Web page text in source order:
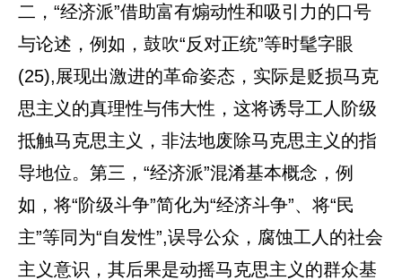
二，“经济派”借助富有煽动性和吸引力的口号
与论述，例如，鼓吹“反对正统”等时髦字眼
(25),展现出激进的革命姿态，实际是贬损马克
思主义的真理性与伟大性，这将诱导工人阶级
抵触马克思主义，非法地废除马克思主义的指
导地位。第三，“经济派”混淆基本概念，例
如，将“阶级斗争”简化为“经济斗争”、将“民
主”等同为“自发性”,误导公众，腐蚀工人的社会
主义意识，其后果是动摇马克思主义的群众基